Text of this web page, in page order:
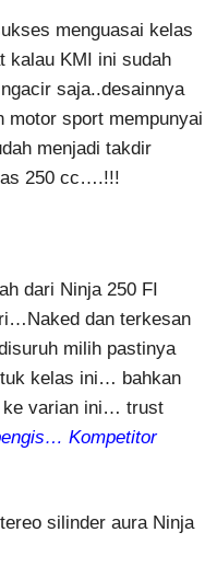
menguasai kelas
kalau KMI ini sudah
saja..desainnya
motor sport mempunyai
menjadi takdir
250 cc….!!!
dari Ninja 250 FI
dan terkesan
milih pastinya
kelas ini… bahkan
ke varian ini… trust
Kompetitor
silinder aura Ninja